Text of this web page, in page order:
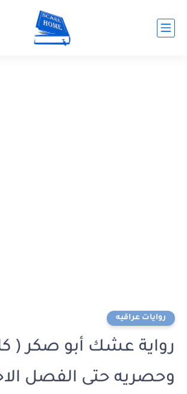
روايات عراقيه
رواية عشك أبو صكر (
وحصريه حتى الفصل